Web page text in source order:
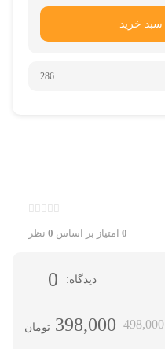
سبد خرید
286
0 امتیاز بر اساس 0 نظر
دیدگاه 0
498,000 تومان398,000